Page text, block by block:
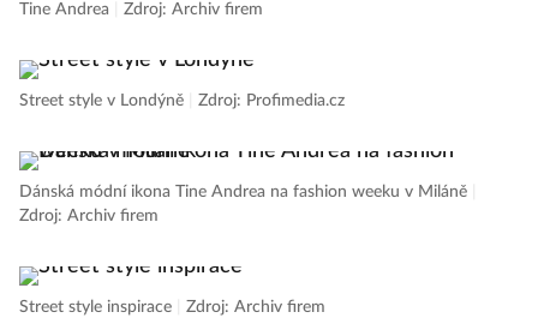
Tine Andrea Zdroj: Archiv firem
Street style v Londýně Zdroj: Profimedia.cz
Dánská módní ikona Tine Andrea na fashion weeku v Miláně
Zdroj: Archiv firem
Street style inspirace Zdroj: Archiv firem